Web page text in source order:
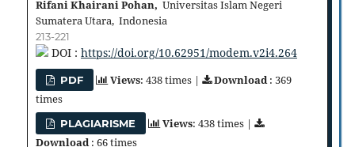
Rifani Khairani Pohan, Universitas Islam Negeri
Sumatera Utara, Indonesia
213-221
DOI : https://doi.org/10.62951/modem.v2i4.264
PDF Views: 438 times | Download: 369
times
PLAGIARISME Views: 438 times |
Download: 66 times